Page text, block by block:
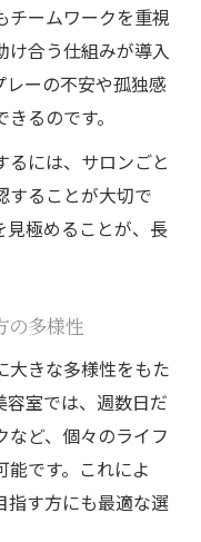
チームワークを重視
け合う仕組みが導入
レーの不安や孤独感
るのです。
るには、サロンごと
することが大切で
見極めることが、長
の多様性
大きな多様性をもた
容室では、週数日だ
など、個々のライフ
です。これによ
指す方にも最適な選